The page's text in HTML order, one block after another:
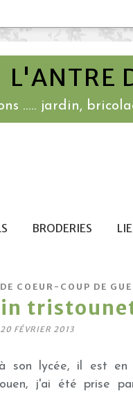
L'ANTRE
..... jardin,
BRODERIES
COEUR-COUP DE
20 FÉVRIER 2013
son lycée, il est
j'ai été prise